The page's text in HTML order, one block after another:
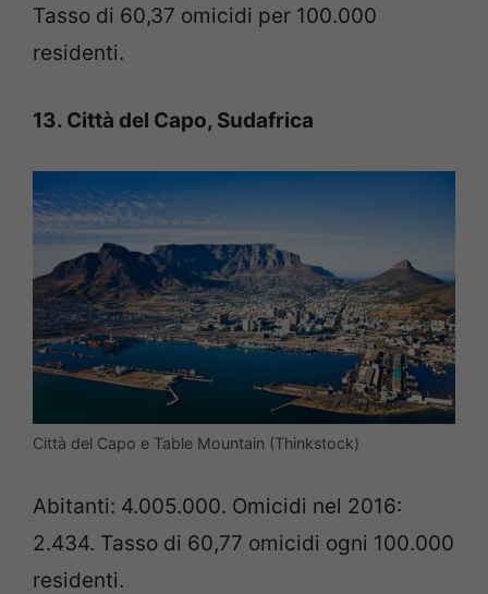
Tasso di 60,37 omicidi per 100.000
residenti.
13. Città del Capo, Sudafrica
Città del Capo e Table Mountain (Thinkstock)
Abitanti: 4.005.000. Omicidi nel 2016:
2.434. Tasso di 60,77 omicidi ogni 100.000
residenti.